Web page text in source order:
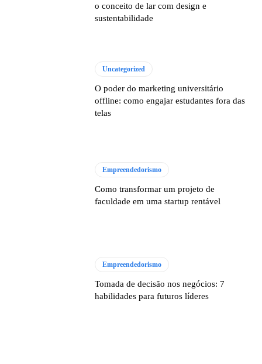
o conceito de lar com design e
sustentabilidade
Uncategorized
O poder do marketing universitário
offline: como engajar estudantes fora das
telas
Empreendedorismo
Como transformar um projeto de
faculdade em uma startup rentável
Empreendedorismo
Tomada de decisão nos negócios: 7
habilidades para futuros líderes